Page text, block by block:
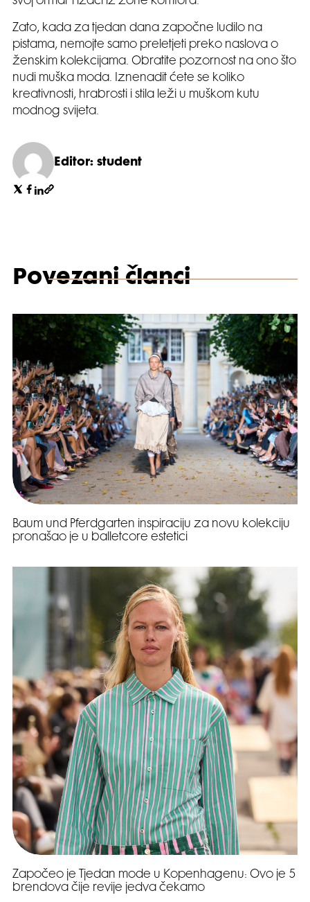
Zato, kada za tjedan dana započne ludilo na
pistama, nemojte samo preletjeti preko naslova o
ženskim kolekcijama. Obratite pozornost na ono što
nudi muška moda. Iznenadit ćete se koliko
kreativnosti, hrabrosti i stila leži u muškom kutu
modnog svijeta.
Editor: student
Povezani članci
Baum und Pferdgarten inspiraciju za novu kolekciju
pronašao je u balletcore estetici
Započeo je Tjedan mode u Kopenhagenu: Ovo je 5
brendova čije revije jedva čekamo